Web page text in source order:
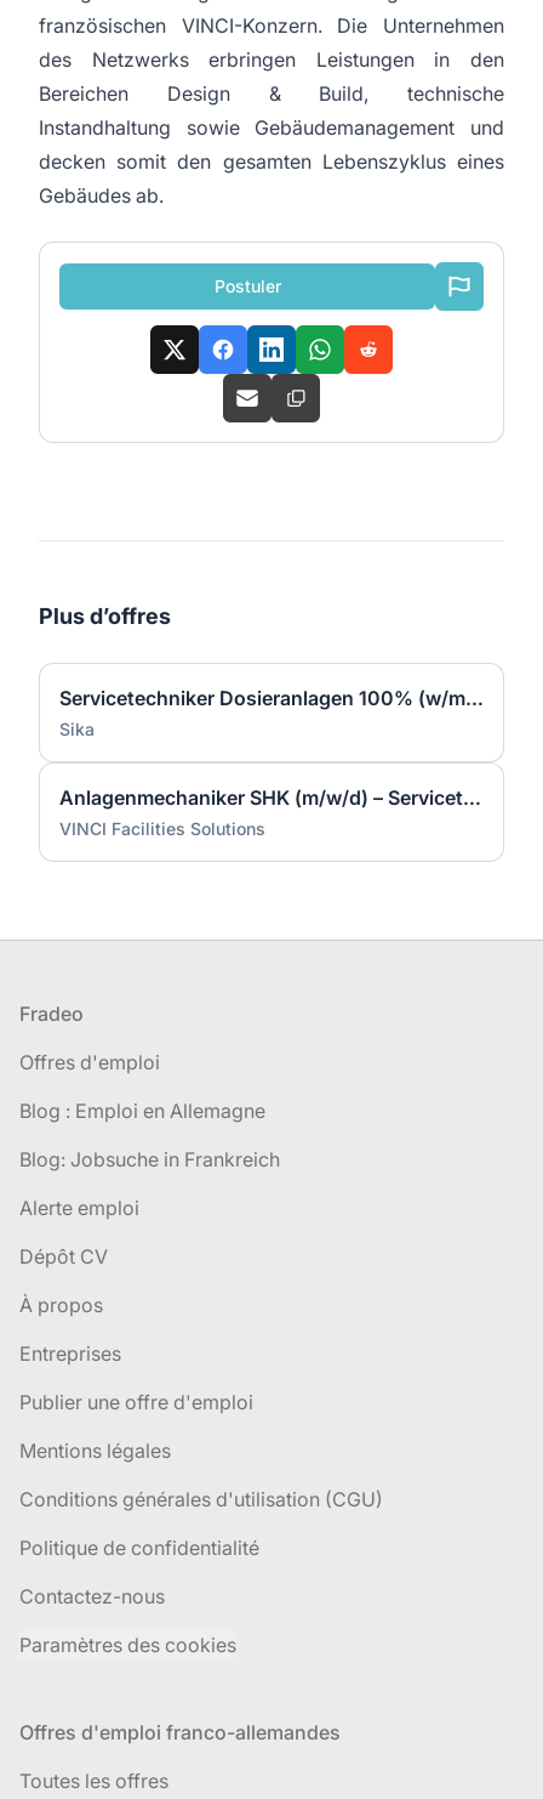
französischen VINCI-Konzern. Die Unternehmen
des Netzwerks erbringen Leistungen in den
Bereichen Design & Build, technische
Instandhaltung sowie Gebäudemanagement und
decken somit den gesamten Lebenszyklus eines
Gebäudes ab.
Postuler
Plus d’offres
Servicetechniker Dosieranlagen 100% (w/m/d)
Sika
Anlagenmechaniker SHK (m/w/d) – Servicetechniker Heizung | Lüftung | Sanitär
VINCI Facilities Solutions
Pied de page
Fradeo
Offres d'emploi
Blog : Emploi en Allemagne
Blog: Jobsuche in Frankreich
Alerte emploi
Dépôt CV
À propos
Entreprises
Publier une offre d'emploi
Mentions légales
Conditions générales d'utilisation (CGU)
Politique de confidentialité
Contactez-nous
Paramètres des cookies
Offres d'emploi franco-allemandes
Toutes les offres